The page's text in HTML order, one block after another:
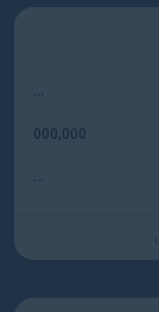
...
000,000
...